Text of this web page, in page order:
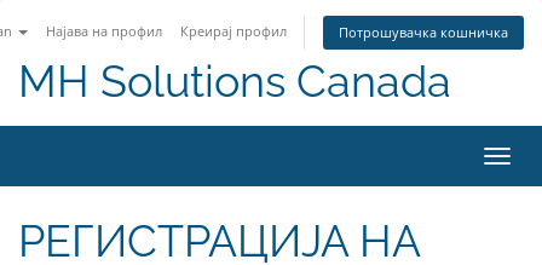
Најава на профил Креирај профил Потрошувачка кошничка
MH Solutions Canada
РЕГИСТРАЦИЈА НА